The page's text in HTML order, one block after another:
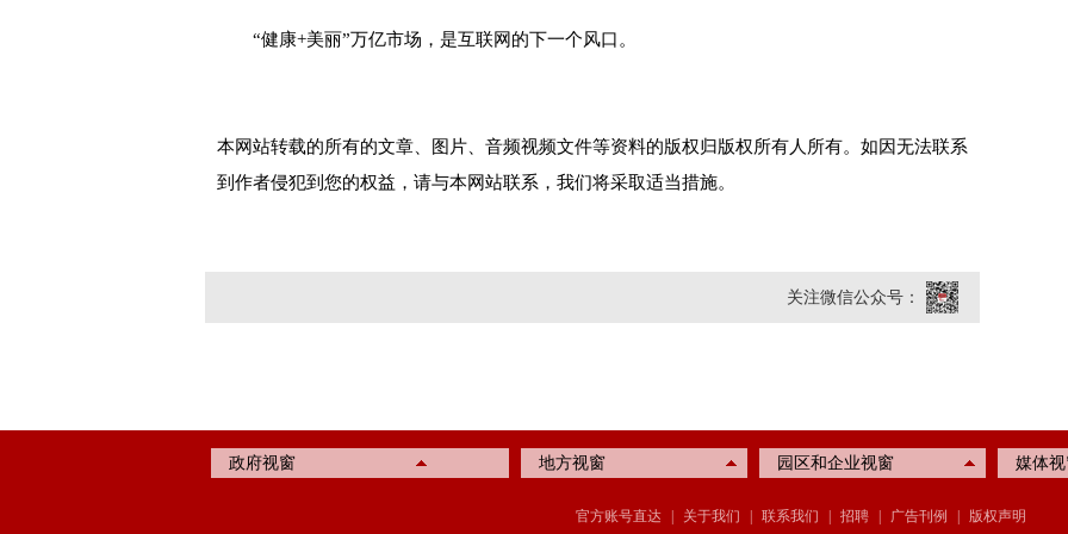
“健康+美丽”万亿市场 ，是互联网的下一个风口。
本网站转载的所有的文章、图片、音频视频文件等资料的版权归版权所有人所有。如因无法联系
到作者侵犯到您的权益，请与本网站联系，我们将采取适当措施。
关注微信公众号：
政府视窗 地方视窗 园区和企业视窗 媒体
官方账号直达 关于我们 联系我们 招聘 广告刊例 版权声明